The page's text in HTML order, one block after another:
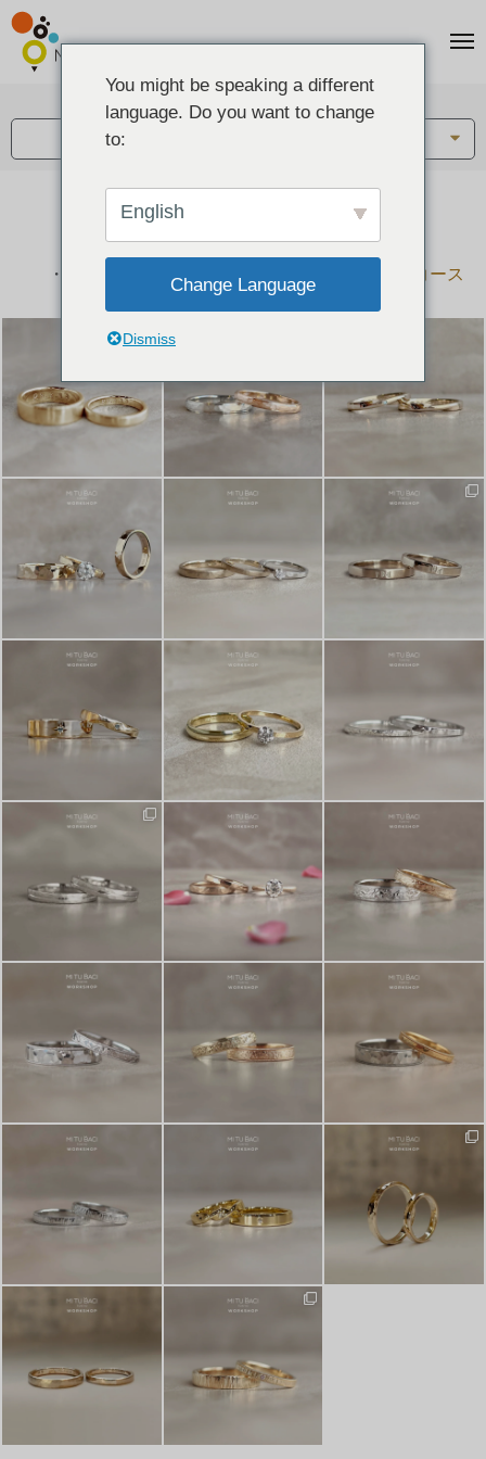
結婚指輪とペアリングのデザイン集
下記コースで手作りされた作品をご紹介します
手作り結婚指輪コース
手作りペアリングコース
You might be speaking a different
language. Do you want to change
to:
English
Change Language
Dismiss